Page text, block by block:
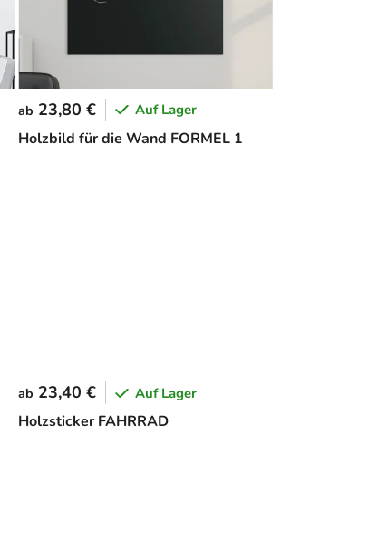
Holzbild für die Wand FORMEL 1
ab 23,80 € Auf Lager
Holzsticker FAHRRAD
ab 23,40 € Auf Lager